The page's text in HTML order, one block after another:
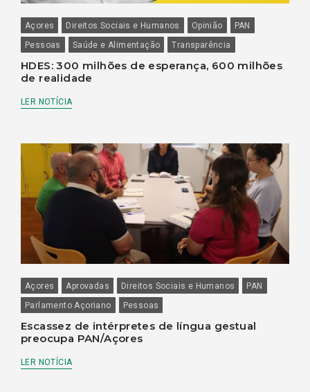
Açores Direitos Sociais e Humanos Opinião
PAN
Pessoas
Saúde e Alimentação Transparência
HDES: 300 milhões de esperança, 600 milhões
de realidade
LER NOTÍCIA
Açores Aprovadas Direitos Sociais e Humanos
PAN
Parlamento Açoriano
Pessoas
Escassez de intérpretes de língua gestual
preocupa PAN/Açores
LER NOTÍCIA